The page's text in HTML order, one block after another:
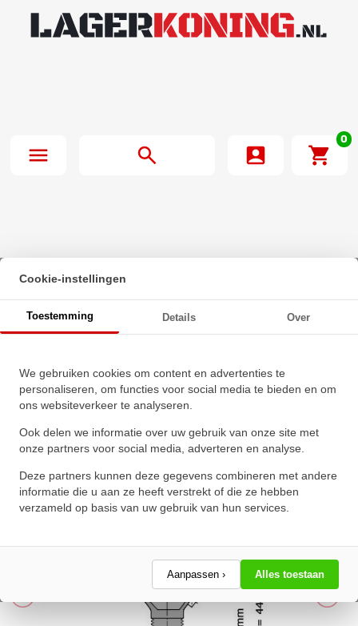
0
Beginpagina· SKF Stangkop SAKAC5 M (5x19x8mm)
Cookie-instellingen
Toestemming Details Over
We gebruiken cookies om content en advertenties te
personaliseren, om functies voor social media te bieden en om
ons websiteverkeer te analyseren.
Ook delen we informatie over uw gebruik van onze site met
onze partners voor social media, adverteren en analyse.
Deze partners kunnen deze gegevens combineren met andere
informatie die u aan ze heeft verstrekt of die ze hebben
verzameld op basis van uw gebruik van hun services.
Aanpassen › Alles toestaan
(5x19x8mm)
★★★★
★★★★
Schrijf een review!